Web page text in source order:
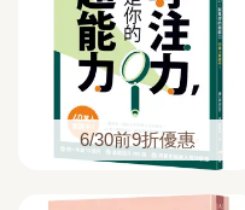
6/30前9折優惠